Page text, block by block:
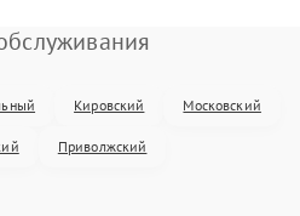
Кировский Московский
Приволжский